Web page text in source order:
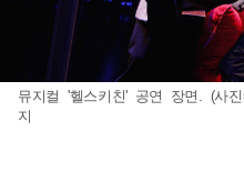
뮤지컬 '헬스키친' 공연 장면. (사
지